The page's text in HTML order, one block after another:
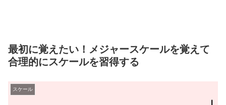
最初に覚えたい！メジャースケールを覚えて
合理的にスケールを習得する
スケール